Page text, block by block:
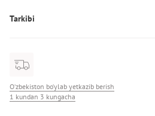
Tarkibi
O‘zbekiston bo‘ylab yetkazib berish
1 kundan 3 kungacha